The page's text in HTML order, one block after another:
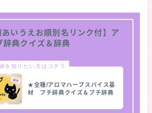
あいうえお順別名リンク付】ア
辞典クイズ＆辞典
を知りたい方はコチラ
★全種/アロマハーブスパイス基
材 プチ辞典クイズ＆プチ辞典